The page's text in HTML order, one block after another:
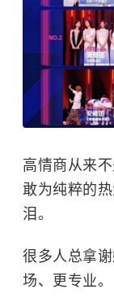
高情商从来
敢为纯粹的
泪。
很多人总拿
场、更专业。